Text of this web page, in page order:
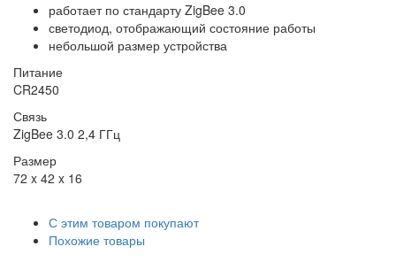
работает по стандарту ZigBee 3.0
светодиод, отображающий состояние работы
небольшой размер устройства
Питание
CR2450
Связь
ZigBee 3.0 2,4 ГГц
Размер
72 x 42 x 16
С этим товаром покупают
Похожие товары